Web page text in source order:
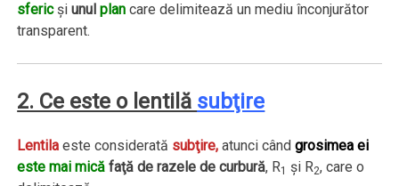
sfericşiunulplan care delimitează un mediu înconjurător
transparent.
2. Ce este o lentilă subţire
Lentila este considerată subţire, atunci cândgrosimea ei
este mai mică faţă de razele de curbură, R1 şi R2, care o